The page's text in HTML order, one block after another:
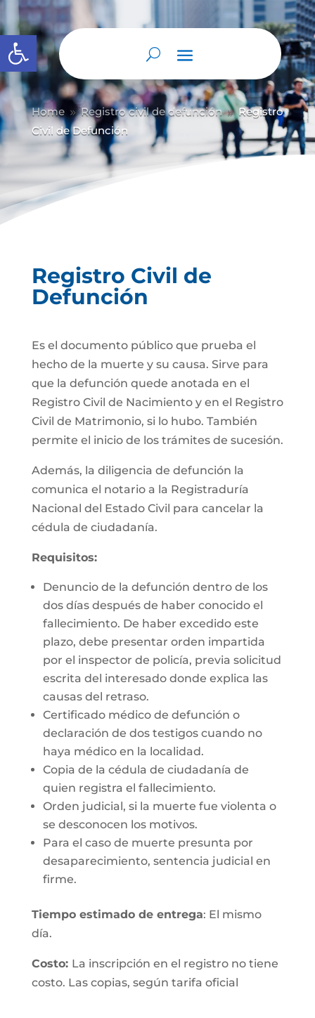
Abrir barra de herramientas
Home 9 Registro civil de defunción 9 Registro
Civil de Defunción
Registro Civil de
Defunción
Es el documento público que prueba el
hecho de la muerte y su causa. Sirve para
que la defunción quede anotada en el
Registro Civil de Nacimiento y en el Registro
Civil de Matrimonio, si lo hubo. También
permite el inicio de los trámites de sucesión.
Además, la diligencia de defunción la
comunica el notario a la Registraduría
Nacional del Estado Civil para cancelar la
cédula de ciudadanía.
Requisitos:
Denuncio de la defunción dentro de los
dos días después de haber conocido el
fallecimiento. De haber excedido este
plazo, debe presentar orden impartida
por el inspector de policía, previa solicitud
escrita del interesado donde explica las
causas del retraso.
Certificado médico de defunción o
declaración de dos testigos cuando no
haya médico en la localidad.
Copia de la cédula de ciudadanía de
quien registra el fallecimiento.
Orden judicial, si la muerte fue violenta o
se desconocen los motivos.
Para el caso de muerte presunta por
desaparecimiento, sentencia judicial en
firme.
Tiempo estimado de entrega: El mismo
día.
Costo: La inscripción en el registro no tiene
costo. Las copias, según tarifa oficial